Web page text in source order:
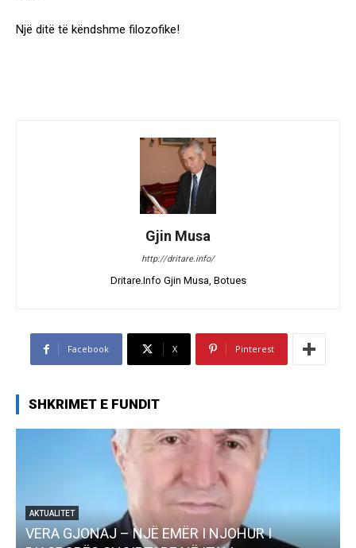
Një ditë të këndshme filozofike!
Gjin Musa
http://dritare.info/
Dritare.Info Gjin Musa, Botues
Facebook X Pinterest
SHKRIMET E FUNDIT
AKTUALITET